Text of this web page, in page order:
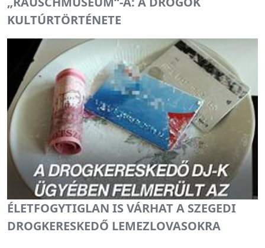
KULTÚRTÖRTÉNETE
ÉLETFOGYTIGLAN IS VÁRHAT A SZEGEDI
DROGKERESKEDŐ LEMEZLOVASOKRA